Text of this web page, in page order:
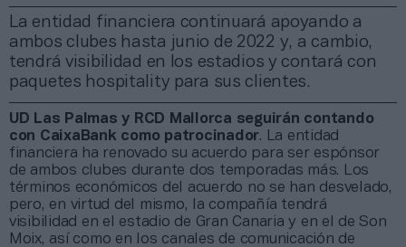
La entidad financiera continuará apoyando a
ambos clubes hasta junio de 2022 y, a cambio,
tendrá visibilidad en los estadios y contará con
paquetes hospitality para sus clientes.
UD Las Palmas y RCD Mallorca seguirán contando
con CaixaBank como patrocinador. La entidad
financiera ha renovado su acuerdo para ser espónsor
de ambos clubes durante dos temporadas más. Los
términos económicos del acuerdo no se han desvelado,
pero, en virtud del mismo, la compañía tendrá
visibilidad en el estadio de Gran Canaria y en el de Son
Moix, así como en los canales de comunicación de